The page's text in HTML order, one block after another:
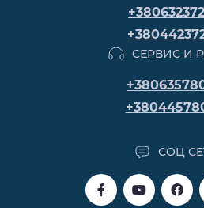
СЕРВИС И
СОЦ